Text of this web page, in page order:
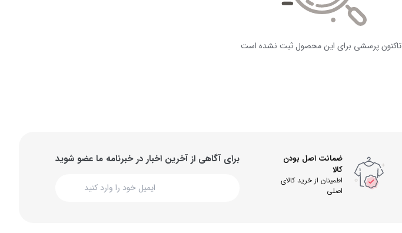
تاکنون پرسشی برای این محصول ثبت نشده است
ضمانت اصل بودن
کالا
اطمینان از خرید کالای
اصلی
برای آگاهی از آخرین اخبار در خبرنامه ما عضو شوید